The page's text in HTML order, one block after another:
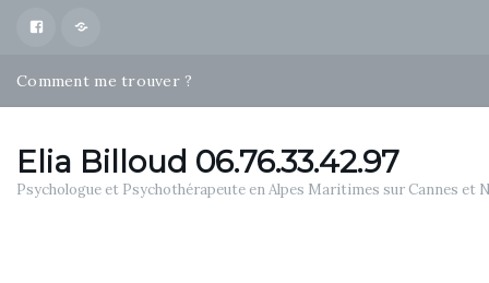
Facebook
Map
Comment me trouver ?
Psychothérapies Alpes Maritimes
Qui suis je ?
Elia Billoud 06.76.33.42.97
Psychologue et Psychothérapeute en Alpes Maritimes sur Cannes et